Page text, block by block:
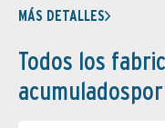
MÁS DETALLES
Todos los